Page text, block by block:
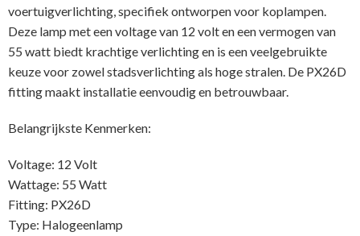
voertuigverlichting, specifiek ontworpen voor koplampen.
Deze lamp met een voltage van 12 volt en een vermogen van
55 watt biedt krachtige verlichting en is een veelgebruikte
keuze voor zowel stadsverlichting als hoge stralen. De PX26D
fitting maakt installatie eenvoudig en betrouwbaar.
Belangrijkste Kenmerken:
Voltage: 12 Volt
Wattage: 55 Watt
Fitting: PX26D
Type: Halogeenlamp